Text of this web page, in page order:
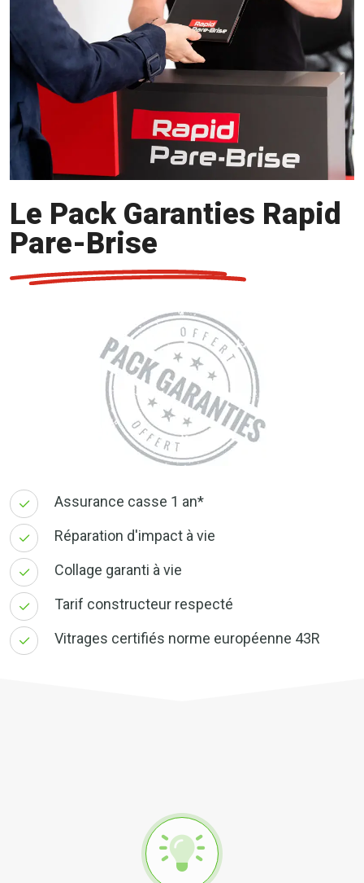
Le Pack Garanties Rapid
Pare-Brise
Assurance casse 1 an*
Réparation d'impact à vie
Collage garanti à vie
Tarif constructeur respecté
Vitrages certifiés norme européenne 43R